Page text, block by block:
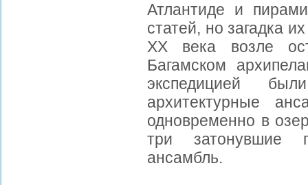
Атлантиде и
статей, но загадка
XX века возле
Багамском
экспедицией
архитектурные
одновременно в
три затонувшие
ансамбль.